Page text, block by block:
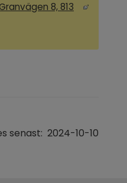
8, 813
senast: 2024-10-10